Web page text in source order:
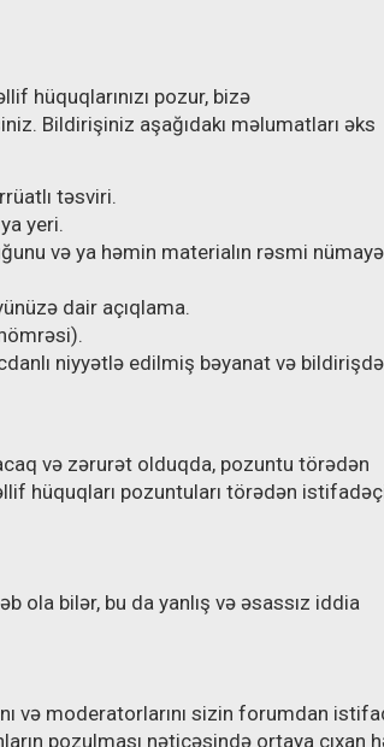
hüquqlarınızı pozur, bizə
Bildirişiniz aşağıdakı məlumatları əks
təsviri.
yeri.
və ya həmin materialın rəsmi
dair açıqlama.
niyyətlə edilmiş bəyanat və bildirişdə
və zərurət olduqda, pozuntu törədən
hüquqları pozuntuları törədən
ola bilər, bu da yanlış və əsassız iddia
və moderatorlarını sizin forumdan
pozulması nəticəsində ortaya çıxan